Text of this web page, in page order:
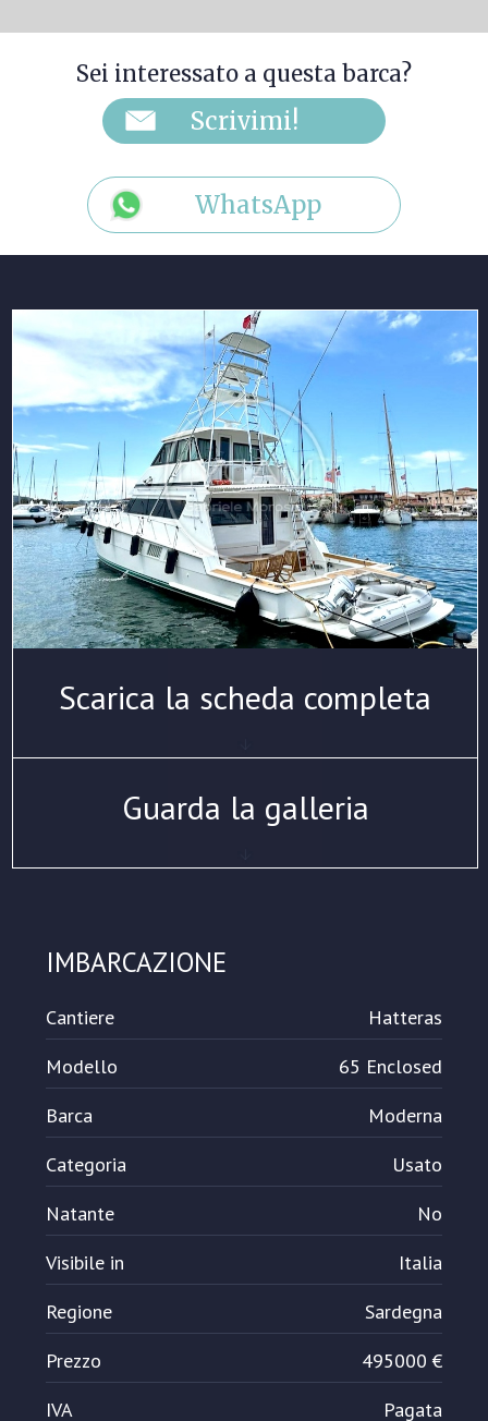
Sei interessato a questa barca?
WhatsApp
Scarica la scheda completa
Guarda la galleria
IMBARCAZIONE
Cantiere
Hatteras
Modello
65 Enclosed
Barca
Moderna
Categoria
Usato
Natante
No
Visibile in
Italia
Regione
Sardegna
Prezzo
495000 €
IVA
Pagata